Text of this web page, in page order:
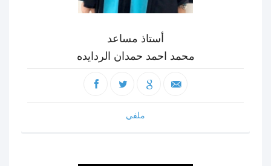
أستاذ مساعد
محمد احمد حمدان الردايده
ملفي